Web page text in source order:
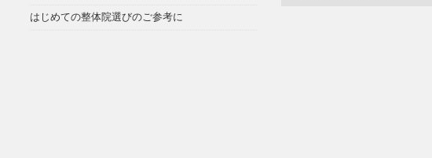
はじめての整体院選びのご参考に